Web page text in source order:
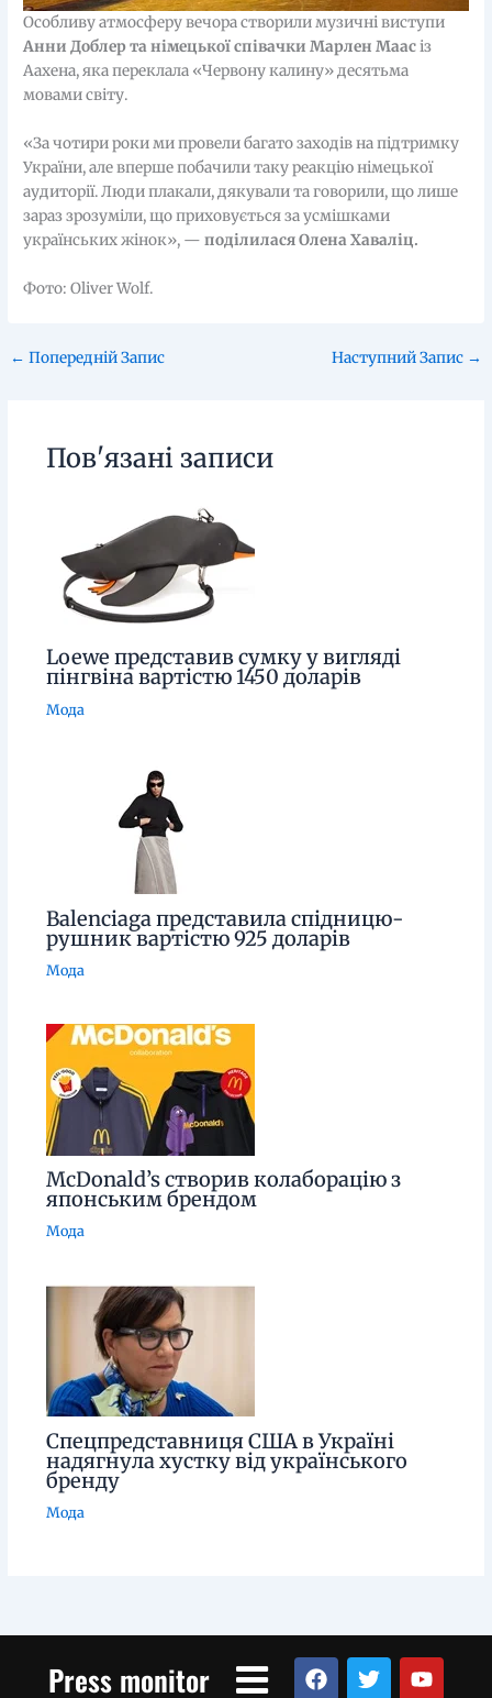
Особливу атмосферу вечора створили музичні виступи
Анни Доблер та німецької співачки Марлен Маасіз
Аахена, яка переклала «Червону калину» десятьма
мовами світу.
«За чотири роки ми провели багато заходів на підтримку
України, але вперше побачили таку реакцію німецької
аудиторії. Люди плакали, дякували та говорили, що лише
зараз зрозуміли, що приховується за усмішками
українських жінок», —поділилася Олена Хаваліц.
Фото: Oliver Wolf.
← Попередній Запис Наступний Запис →
Пов'язані записи
Loewe представив сумку у вигляді
пінгвіна вартістю 1450 доларів
Мода
Balenciaga представила спідницю-
рушник вартістю 925 доларів
Мода
McDonald’s створив колаборацію з
японським брендом
Мода
Спецпредставниця США в Україні
надягнула хустку від українського
бренду
Мода
Press monitor Menu
F
a
T
w
Y
o